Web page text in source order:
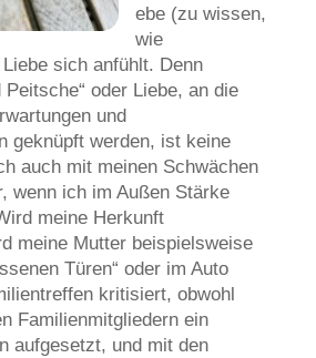
ebe (zu wissen,
wie
sich anfühlt. Denn
Peitsche“ oder Liebe, an die
und
geknüpft werden, ist keine
auch mit meinen Schwächen
wenn ich im Außen Stärke
meine Herkunft
meine Mutter beispielsweise
Türen“ oder im Auto
kritisiert, obwohl
Familienmitgliedern ein
aufgesetzt, und mit den